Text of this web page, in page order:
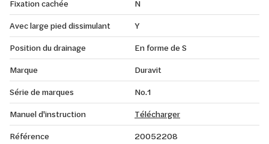
Fixation cachée
N
Avec large pied dissimulant
Y
Position du drainage
En forme de S
Marque
Duravit
Série de marques
No.1
Manuel d'instruction
Télécharger
Référence
20052208